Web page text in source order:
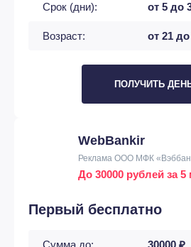
Срок (дни): от 5 до
Возраст: от 21
ПОЛУЧИТЬ
WebBankir
Реклама ООО МФК
До 30000 рублей за 5
Первый бесплатно
Сумма до: 30000 ₽